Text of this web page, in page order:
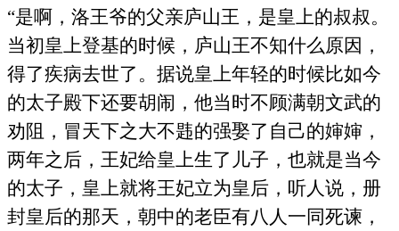
“是啊，洛王爷的父亲庐山王，是皇上的叔叔。
当初皇上登基的时候，庐山王不知什么原因，
得了疾病去世了。据说皇上年轻的时候比如今
的太子殿下还要胡闹，他当时不顾满朝文武的
劝阻，冒天下之大不韪的强娶了自己的婶婶，
两年之后，王妃给皇上生了儿子，也就是当今
的太子，皇上就将王妃立为皇后，听人说，册
封皇后的那天，朝中的老臣有八人一同死谏，